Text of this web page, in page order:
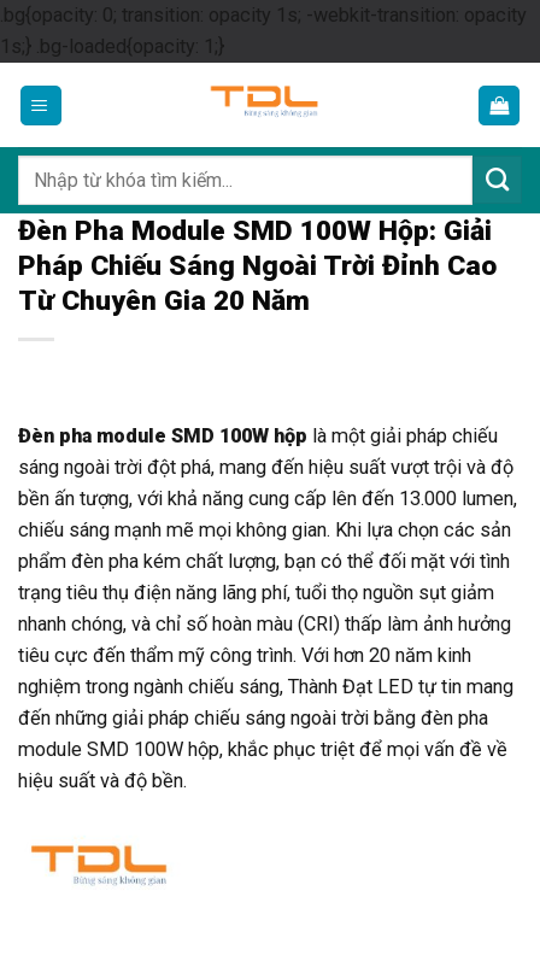
.bg{opacity: 0; transition: opacity 1s; -webkit-transition: opacity
1s;} .bg-loaded{opacity: 1;}Skip
content
kiếm:
Đèn Pha Module SMD 100W Hộp: Giải
Pháp Chiếu Sáng Ngoài Trời Đỉnh Cao
Từ Chuyên Gia 20 Năm
Đèn pha module SMD 100W hộp là một giải pháp chiếu
sáng ngoài trời đột phá, mang đến hiệu suất vượt trội và độ
bền ấn tượng, với khả năng cung cấp lên đến 13.000 lumen,
chiếu sáng mạnh mẽ mọi không gian. Khi lựa chọn các sản
phẩm đèn pha kém chất lượng, bạn có thể đối mặt với tình
trạng tiêu thụ điện năng lãng phí, tuổi thọ nguồn sụt giảm
nhanh chóng, và chỉ số hoàn màu (CRI) thấp làm ảnh hưởng
tiêu cực đến thẩm mỹ công trình. Với hơn 20 năm kinh
nghiệm trong ngành chiếu sáng, Thành Đạt LED tự tin mang
đến những giải pháp chiếu sáng ngoài trời bằng đèn pha
module SMD 100W hộp, khắc phục triệt để mọi vấn đề về
hiệu suất và độ bền.